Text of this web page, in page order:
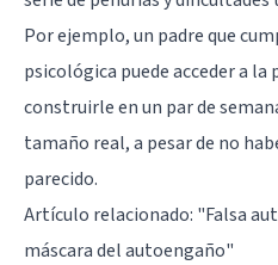
Por ejemplo, un padre que
psicológica puede acceder a la
construirle en un par de
tamaño real, a pesar de no
parecido.
Artículo relacionado: "Falsa
máscara del autoengaño"